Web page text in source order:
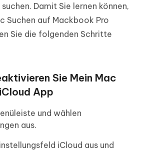
Damit Sie lernen können,
Suchen auf Mackbook Pro
Sie die folgenden Schritte
Sie Mein Mac
App
und wählen
aus.
iCloud aus und